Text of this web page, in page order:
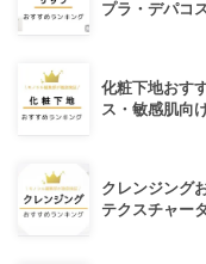
プラ・デパコ
化粧下地おす
ス・敏感肌向
クレンジング
テクスチャー